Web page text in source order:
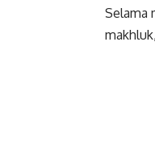
Selama